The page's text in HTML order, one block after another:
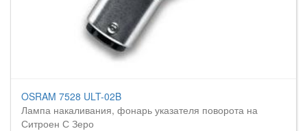
OSRAM 7528 ULT-02B
Лампа накаливания, фонарь указателя поворота на
Ситроен С Зеро